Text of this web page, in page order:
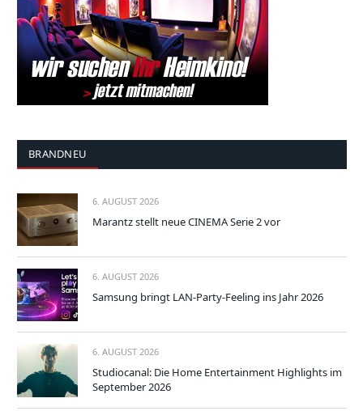
BRANDNEU
6. AUGUST 2026
Marantz stellt neue CINEMA Serie 2 vor
6. AUGUST 2026
Samsung bringt LAN-Party-Feeling ins Jahr 2026
6. AUGUST 2026
Studiocanal: Die Home Entertainment Highlights im
September 2026